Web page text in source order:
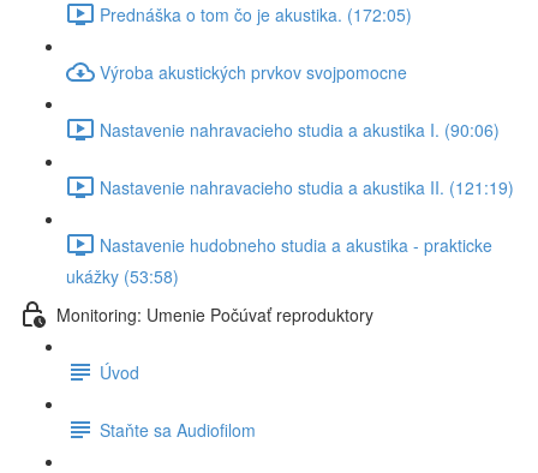
Prednáška o tom čo je akustika. (172:05)
Výroba akustických prvkov svojpomocne
Nastavenie nahravacieho studia a akustika I. (90:06)
Nastavenie nahravacieho studia a akustika II. (121:19)
Nastavenie hudobneho studia a akustika - prakticke
ukážky (53:58)
Monitoring: Umenie Počúvať reproduktory
Úvod
Staňte sa Audiofilom